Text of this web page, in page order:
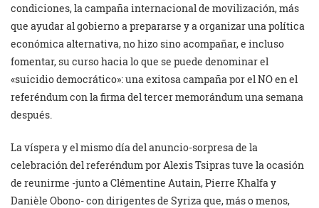
condiciones, la campaña internacional de movilización, más
que ayudar al gobierno a prepararse y a organizar una política
económica alternativa, no hizo sino acompañar, e incluso
fomentar, su curso hacia lo que se puede denominar el
«suicidio democrático»: una exitosa campaña por el NO en el
referéndum con la firma del tercer memorándum una semana
después.
La víspera y el mismo día del anuncio-sorpresa de la
celebración del referéndum por Alexis Tsipras tuve la ocasión
de reunirme -junto a Clémentine Autain, Pierre Khalfa y
Danièle Obono- con dirigentes de Syriza que, más o menos,